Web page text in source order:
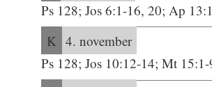
Ps 128; Jos 6:1-16, 20; Ap
K 4. november
Ps 128; Jos 10:12-14; Mt 15:1-